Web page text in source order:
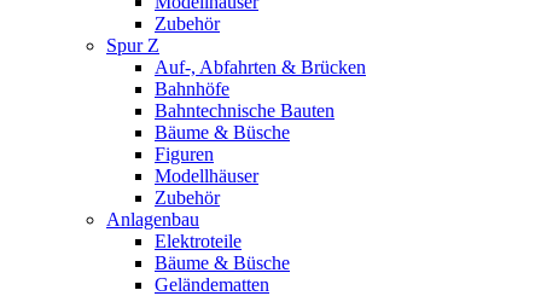
Zubehör
Spur Z
Auf-, Abfahrten & Brücken
Bahnhöfe
Bahntechnische Bauten
Bäume & Büsche
Figuren
Modellhäuser
Zubehör
Anlagenbau
Elektroteile
Bäume & Büsche
Geländematten